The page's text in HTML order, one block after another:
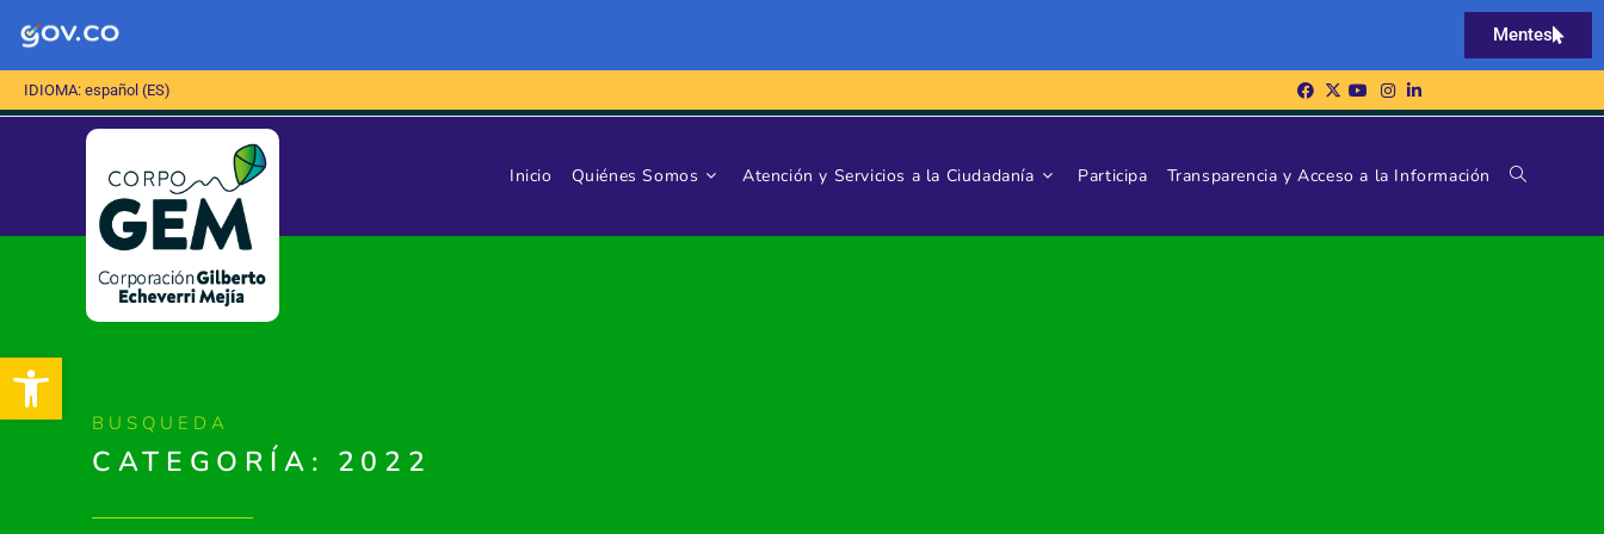
Abrir barra de herramientas
Mentes
IDIOMA: español (ES)
Inicio Quiénes Somos Atención y Servicios a la Ciudadanía Participa Transparencia y Acceso a la Información
BUSQUEDA
CATEGORÍA: 2022